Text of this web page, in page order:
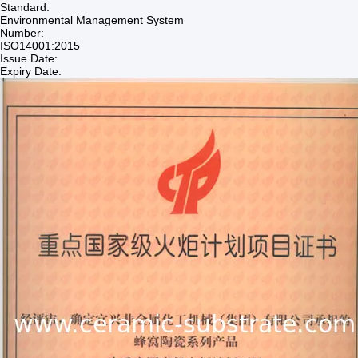
Standard:
Environmental Management System
Number:
ISO14001:2015
Issue Date:
Expiry Date: